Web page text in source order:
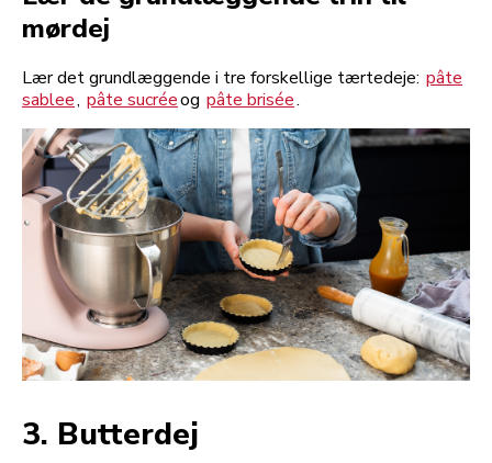
mørdej
Lær det grundlæggende i tre forskellige tærtedeje: pâte
sablee, pâte sucréeog pâte brisée.
3. Butterdej